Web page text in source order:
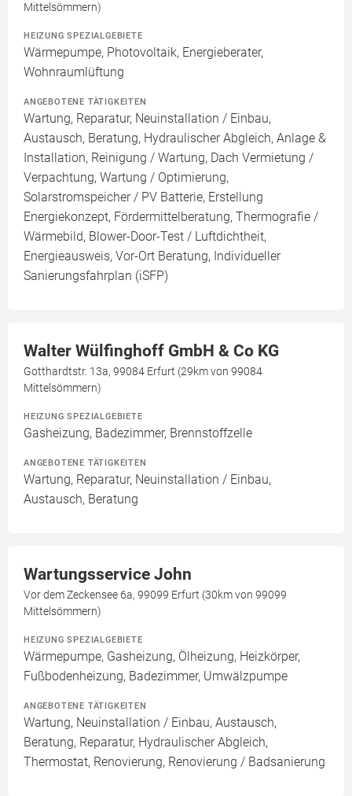
Mittelsömmern)
HEIZUNG SPEZIALGEBIETE
Wärmepumpe, Photovoltaik, Energieberater,
Wohnraumlüftung
ANGEBOTENE TÄTIGKEITEN
Wartung, Reparatur, Neuinstallation / Einbau,
Austausch, Beratung, Hydraulischer Abgleich, Anlage &
Installation, Reinigung / Wartung, Dach Vermietung /
Verpachtung, Wartung / Optimierung,
Solarstromspeicher / PV Batterie, Erstellung
Energiekonzept, Fördermittelberatung, Thermografie /
Wärmebild, Blower-Door-Test / Luftdichtheit,
Energieausweis, Vor-Ort Beratung, Individueller
Sanierungsfahrplan (iSFP)
Walter Wülfinghoff GmbH & Co KG
Gotthardtstr. 13a, 99084 Erfurt (29km von 99084
Mittelsömmern)
HEIZUNG SPEZIALGEBIETE
Gasheizung, Badezimmer, Brennstoffzelle
ANGEBOTENE TÄTIGKEITEN
Wartung, Reparatur, Neuinstallation / Einbau,
Austausch, Beratung
Wartungsservice John
Vor dem Zeckensee 6a, 99099 Erfurt (30km von 99099
Mittelsömmern)
HEIZUNG SPEZIALGEBIETE
Wärmepumpe, Gasheizung, Ölheizung, Heizkörper,
Fußbodenheizung, Badezimmer, Umwälzpumpe
ANGEBOTENE TÄTIGKEITEN
Wartung, Neuinstallation / Einbau, Austausch,
Beratung, Reparatur, Hydraulischer Abgleich,
Thermostat, Renovierung, Renovierung / Badsanierung